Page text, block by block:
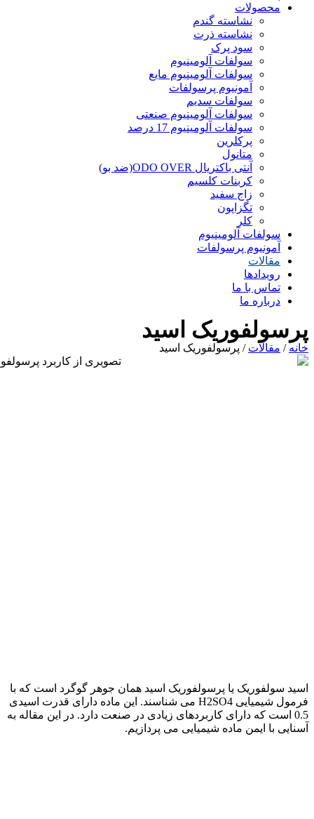
محصولات
نشاسته گندم
نشاسته ذرت
سود پرک
سولفات آلومینیوم
سولفات آلومینیوم مایع
آمونیوم پرسولفات
سولفات سدیم
سولفات آلومینیوم صنعتی
سولفات آلومینیوم 17 درصد
پرکلرین
متانول
آنتی باکتریال ODO OVER(ضد بو)
کربنات کلسیم
زاج سفید
تگزاپون
کلر
سولفات آلومینیوم
آمونیوم پرسولفات
مقالات
رویدادها
تماس با ما
درباره ما
پرسولفوریک اسید
خانه / مقالات / پرسولفوریک اسید
اسید سولفوریک یا پرسولفوریک اسید همان جوهر گوگرد است که با
فرمول شیمیایی H2SO4 می شناسند. این ماده دارای قدرت اسیدی
0.5 است که دارای کاربردهای زیادی در صنعت دارد. در این مقاله به
آسنایی با ایمن ماده شیمیایی می پردازیم.